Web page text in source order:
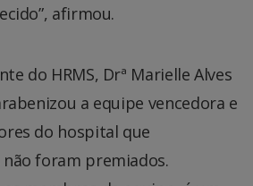
afirmou.
do HRMS, Drª Marielle Alves
a equipe vencedora e
do hospital que
foram premiados.